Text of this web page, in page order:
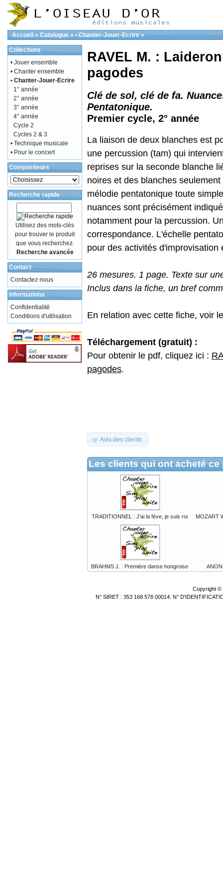
Accueil » Catalogue » • Chanter-Jouer-Ecrire »
RAVEL M. :
pagodes
Clé de sol, clé de fa.
Pentatonique.
Premier cycle, 2° année
La liaison de deux blanches est
une percussion (tam) qui
reprises sur la seconde blanche
noires et des blanches
mélodie pentatonique toute
nuances sont précisément
notamment pour la percussion.
correspondance. L'échelle
pour des activités d'improvisation
26 mesures. 1 page. Texte sur
Inclus dans la fiche, un bref
En relation avec cette fiche, voir
Téléchargement (gratuit) :
Pour obtenir le pdf, cliquez ici :
pagodes.
Avis des clients
Les clients qui ont acheté
TRADITIONNEL : J'ai la fève, je suis roi MOZART
BRAHMS J. : Première danse hongroise
Collections
• Jouer ensemble
• Chanter ensemble
• Chanter-Jouer-Ecrire
1° année
2° année
3° année
4° année
Cycle 2
Cycles 2 & 3
• Technique musicale
• Pour le concert
Compositeurs
Recherche rapide
Utilisez des mots-clés
pour trouver le produit
que vous recherchez.
Recherche avancée
Contact
Contactez-nous
Informations
Confidentialité
Conditions d'utilisation
Copyright ©
N° SIRET : 353 168 578 00014. N°